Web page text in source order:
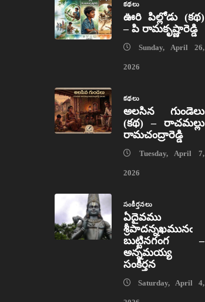
కథలు
ఊరి పిల్లోడు (కథ)
– పి రామకృష్ణారెడ్డి
Sunday, April 26,
2026
కథలు
అలసిన గుండెలు
(కథ) – రాచమల్లు
రామచంద్రారెడ్డి
Tuesday, April 7,
2026
సంకీర్తనలు
ఏదైవము
శ్రీపాదన్నఖమునఁ
బుట్టినగంగ –
అన్నమయ్య
సంకీర్తన
Saturday, April 4,